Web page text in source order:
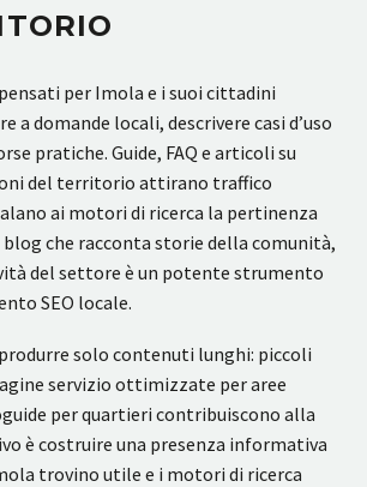
per Imola e i suoi cittadini
a domande locali, descrivere casi d’uso
pratiche. Guide, FAQ e articoli su
del territorio attirano traffico
ai motori di ricerca la pertinenza
blog che racconta storie della comunità,
del settore è un potente strumento
SEO locale.
solo contenuti lunghi: piccoli
servizio ottimizzate per aree
per quartieri contribuiscono alla
è costruire una presenza informativa
trovino utile e i motori di ricerca